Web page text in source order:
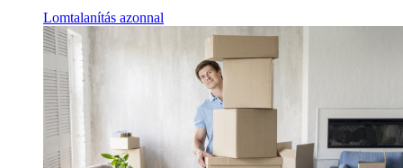
Lomtalanítás azonnal